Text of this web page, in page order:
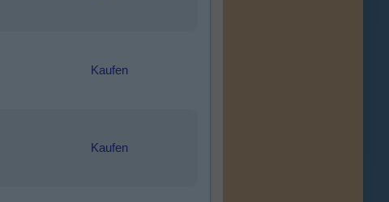
Kaufen
Kaufen